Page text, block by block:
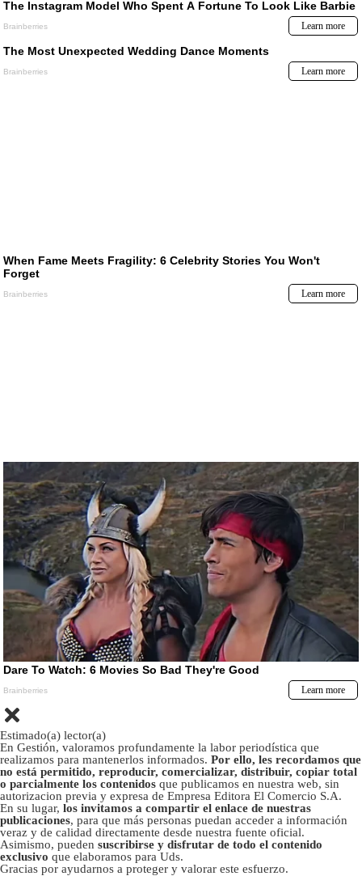
Estimado(a) lector(a)
En Gestión, valoramos profundamente la labor periodística que
realizamos para mantenerlos informados. Por ello, les recordamos que
no está permitido, reproducir, comercializar, distribuir, copiar total
o parcialmente los contenidos que publicamos en nuestra web, sin
autorizacion previa y expresa de Empresa Editora El Comercio S.A.
En su lugar, los invitamos a compartir el enlace de nuestras
publicaciones, para que más personas puedan acceder a información
veraz y de calidad directamente desde nuestra fuente oficial.
Asimismo, pueden suscribirse y disfrutar de todo el contenido
exclusivo que elaboramos para Uds.
Gracias por ayudarnos a proteger y valorar este esfuerzo.